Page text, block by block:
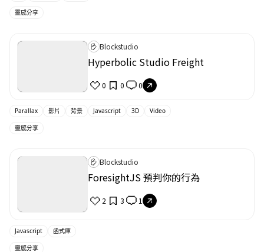
靈感分享
Blockstudio
Hyperbolic Studio Freight
0 0 0
Parallax 影片 背景 Javascript 3D Video
靈感分享
Blockstudio
ForesightJS 預判你的行為
2 3 1
Javascript 函式庫
靈感分享